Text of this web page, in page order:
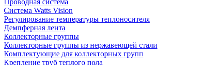
Система Watts Vision
Регулирование температуры теплоносителя
Демпферная лента
Коллекторные группы
Коллекторные группы из нержавеющей стали
Комплектующие для коллекторных групп
Крепление труб теплого пола